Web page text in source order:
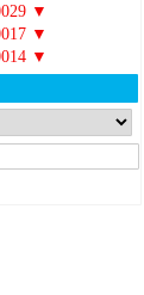
▼
▼
▼